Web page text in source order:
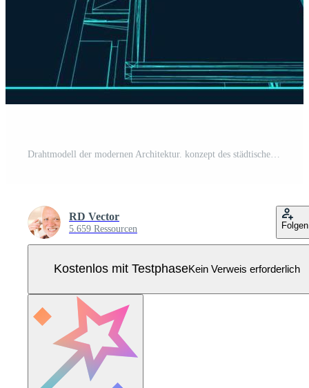
RD Vector
5.659 Ressourcen Folgen
Kostenlos mit TestphaseKein Verweis erforderlich